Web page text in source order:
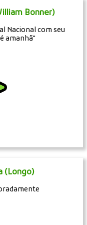
Bonner)
Nacional com seu
amanhã"
(Longo)